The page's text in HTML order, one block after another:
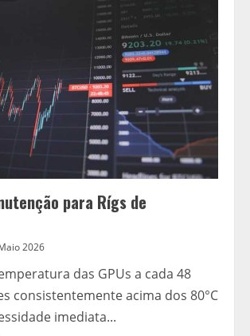
para Rígs de
2026
das GPUs a cada 48
consistentemente acima dos 80°C
imediata...